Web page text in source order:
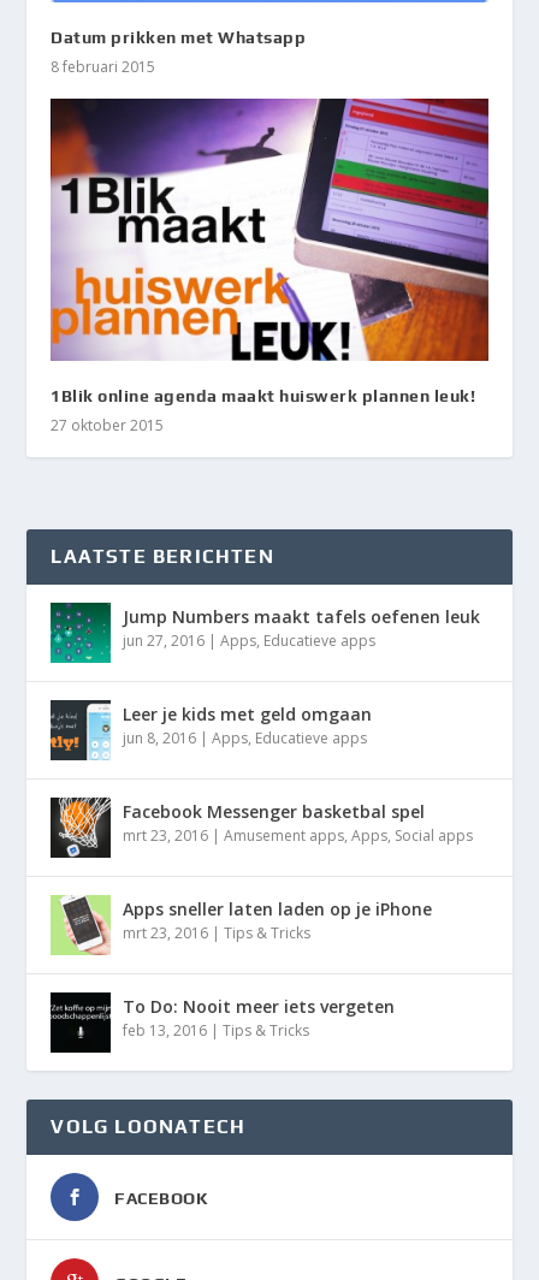
Datum prikken met Whatsapp
8 februari 2015
1Blik online agenda maakt huiswerk plannen leuk!
27 oktober 2015
LAATSTE BERICHTEN
Jump Numbers maakt tafels oefenen leuk
jun 27, 2016 |Apps, Educatieve apps
Leer je kids met geld omgaan
jun 8, 2016 |Apps, Educatieve apps
Facebook Messenger basketbal spel
mrt 23, 2016 |Amusement apps,Apps, Social apps
Apps sneller laten laden op je iPhone
mrt 23, 2016 |Tips & Tricks
To Do: Nooit meer iets vergeten
feb 13, 2016 |Tips & Tricks
VOLG LOONATECH
FACEBOOK